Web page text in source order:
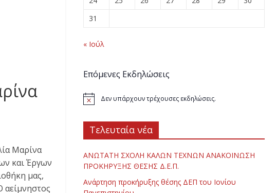
Μαρίνα
και Έργων
μας,
αείμνηστος
31
« Ιούλ
Επόμενες Εκδηλώσεις
Δεν υπάρχουν τρέχουσες εκδηλώσεις.
Τελευταία νέα
ΑΝΩΤΑΤΗ ΣΧΟΛΗ ΚΑΛΩΝ ΤΕΧΝΩΝ ΑΝΑΚΟΙΝΩΣΗ
ΠΡΟΚΗΡΥΞΗΣ ΘΕΣΗΣ Δ.Ε.Π.
Ανάρτηση προκήρυξης θέσης ΔΕΠ του Ιονίου